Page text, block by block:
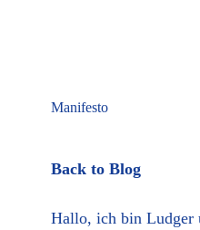
Manifesto
Back to Blog
Hallo, ich bin Ludger